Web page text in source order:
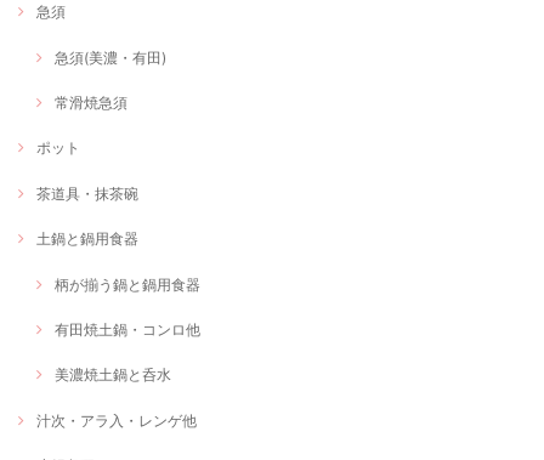
急須
急須(美濃・有田)
常滑焼急須
ポット
茶道具・抹茶碗
土鍋と鍋用食器
柄が揃う鍋と鍋用食器
有田焼土鍋・コンロ他
美濃焼土鍋と呑水
汁次・アラ入・レンゲ他